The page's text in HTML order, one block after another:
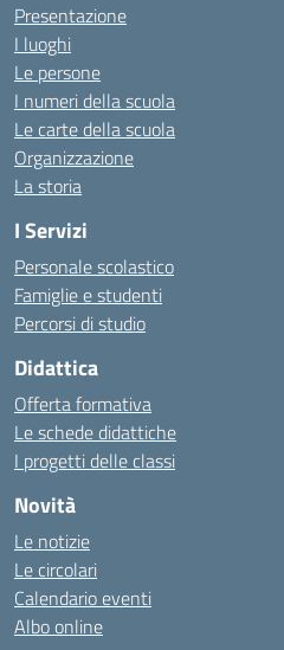
Presentazione
I luoghi
Le persone
I numeri della scuola
Le carte della scuola
Organizzazione
La storia
I Servizi
Personale scolastico
Famiglie e studenti
Percorsi di studio
Didattica
Offerta formativa
Le schede didattiche
I progetti delle classi
Novità
Le notizie
Le circolari
Calendario eventi
Albo online